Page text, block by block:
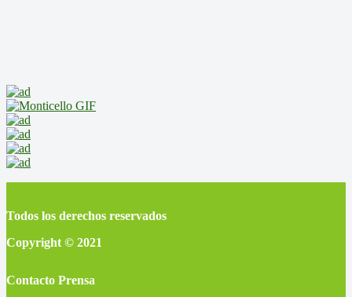
Todos los derechos reservados
Copyright © 2021
Contacto Prensa